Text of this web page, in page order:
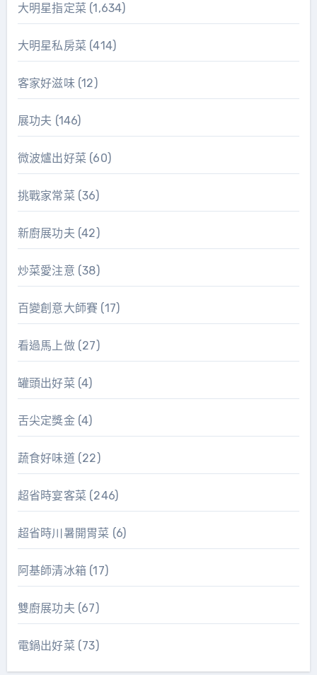
大明星指定菜 (1,634)
大明星私房菜 (414)
客家好滋味(12)
展功夫 (146)
微波爐出好菜 (60)
挑戰家常菜 (36)
新廚展功夫 (42)
炒菜愛注意 (38)
百變創意大師賽 (17)
看過馬上做(27)
罐頭出好菜 (4)
舌尖定獎金(4)
蔬食好味道 (22)
超省時宴客菜 (246)
超省時川暑開胃菜 (6)
阿基師清冰箱(17)
雙廚展功夫 (67)
電鍋出好菜 (73)